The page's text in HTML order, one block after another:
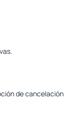
de cancelación